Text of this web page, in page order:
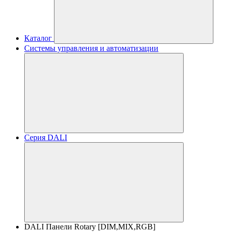
Каталог
Системы управления и автоматизации
Серия DALI
DALI Панели Rotary [DIM,MIX,RGB]